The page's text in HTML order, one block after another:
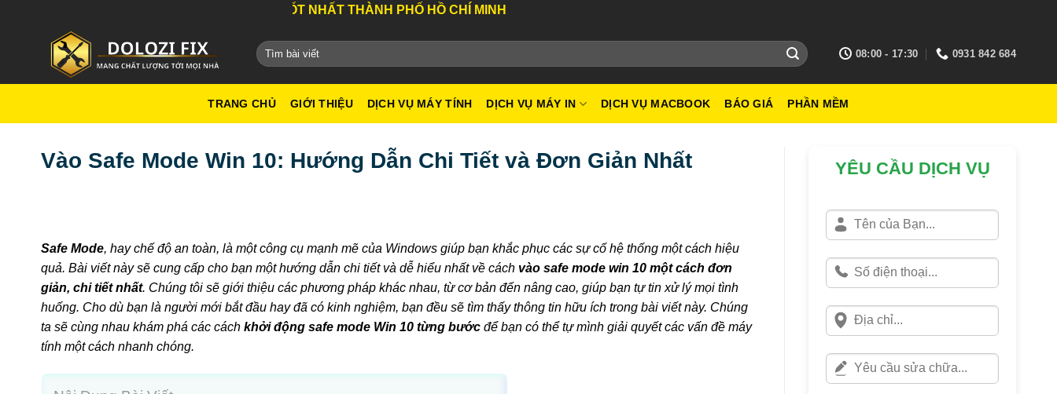
DỊCH VỤ TỐT NHẤT THÀNH PHỐ HỒ CHÍ MINH
08:00 - 17:30 0931 842 684
TRANG CHỦ GIỚI THIỆU DỊCH VỤ MÁY TÍNH DỊCH VỤ MÁY IN DỊCH VỤ MACBOOK BÁO GIÁ PHẦN MỀM
Vào Safe Mode Win 10: Hướng Dẫn Chi Tiết và Đơn Giản Nhất
Safe Mode, hay chế độ an toàn, là một công cụ mạnh mẽ của Windows giúp bạn khắc phục các sự cố hệ thống một cách hiệu
quả. Bài viết này sẽ cung cấp cho bạn một hướng dẫn chi tiết và dễ hiểu nhất về cách vào safe mode win 10 một cách đơn
giản, chi tiết nhất. Chúng tôi sẽ giới thiệu các phương pháp khác nhau, từ cơ bản đến nâng cao, giúp bạn tự tin xử lý mọi tình
huống. Cho dù bạn là người mới bắt đầu hay đã có kinh nghiệm, bạn đều sẽ tìm thấy thông tin hữu ích trong bài viết này. Chúng
ta sẽ cùng nhau khám phá các cách khởi động safe mode Win 10 từng bước để bạn có thể tự mình giải quyết các vấn đề máy
tính một cách nhanh chóng.
YÊU CẦU DỊCH VỤ